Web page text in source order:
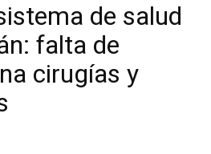
de salud
falta de
cirugías y